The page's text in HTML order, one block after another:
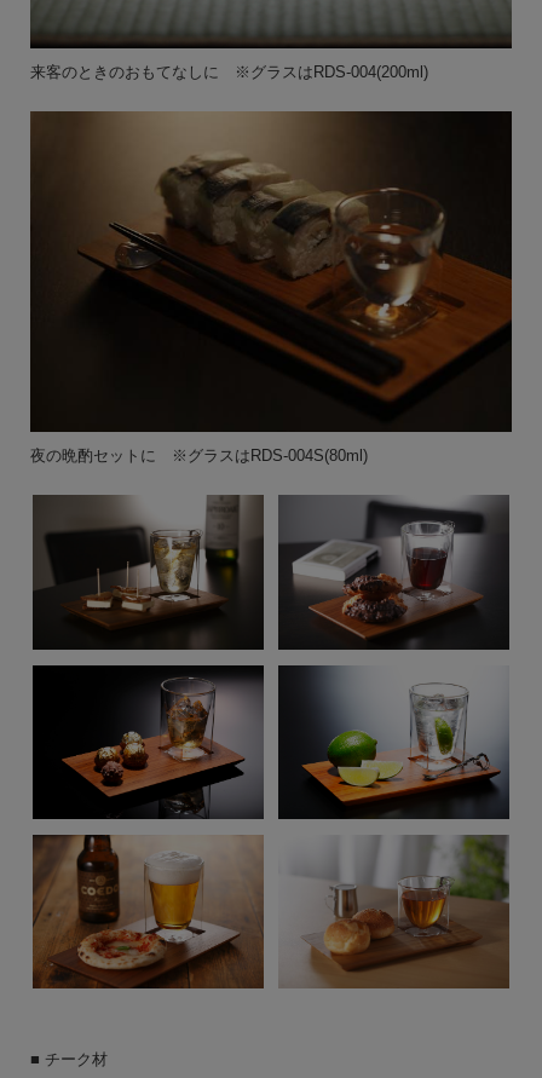
来客のときのおもてなしに ※グラスはRDS-004(200ml)
夜の晩酌セットに ※グラスはRDS-004S(80ml)
■ チーク材